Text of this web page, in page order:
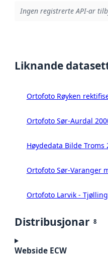
Ingen registrerte API-ar
Liknande
Ortofoto Røyken
Ortofoto Sør-Aurdal
Høydedata Bilde Troms
Ortofoto Sør-Varanger
Ortofoto Larvik -
Distribusjonar 8
Webside ECW